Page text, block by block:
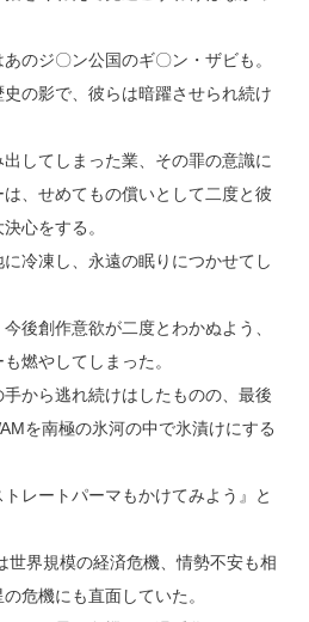
のジ〇ン公国のギ〇ン・ザビも。
の影で、彼らは暗躍させられ続け
してしまった業、その罪の意識に
、せめてもの償いとして二度と彼
心をする。
冷凍し、永遠の眠りにつかせてし
後創作意欲が二度とわかぬよう、
燃やしてしまった。
から逃れ続けはしたものの、最後
を南極の氷河の中で氷漬けにする
トレートパーマもかけてみよう』と
世界規模の経済危機、情勢不安も相
危機にも直面していた。